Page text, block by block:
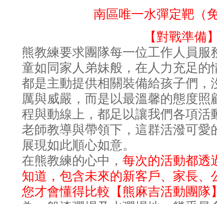
南區唯一水彈定靶（
【對戰準備
熊教練要求團隊每一位工作人員服
童如同家人弟妹般，在人力充足的
都是主動提供相關裝備給孩子們，
厲與威嚴，而是以最溫馨的態度照
程與動線上，都足以讓我們各項活
老師教導與帶領下，這群活潑可愛
展現如此順心如意。
在熊教練的心中， 每次的活動都透
知道，包含未來的新客戶、家長、
您才會懂得比較 【熊麻吉活動團